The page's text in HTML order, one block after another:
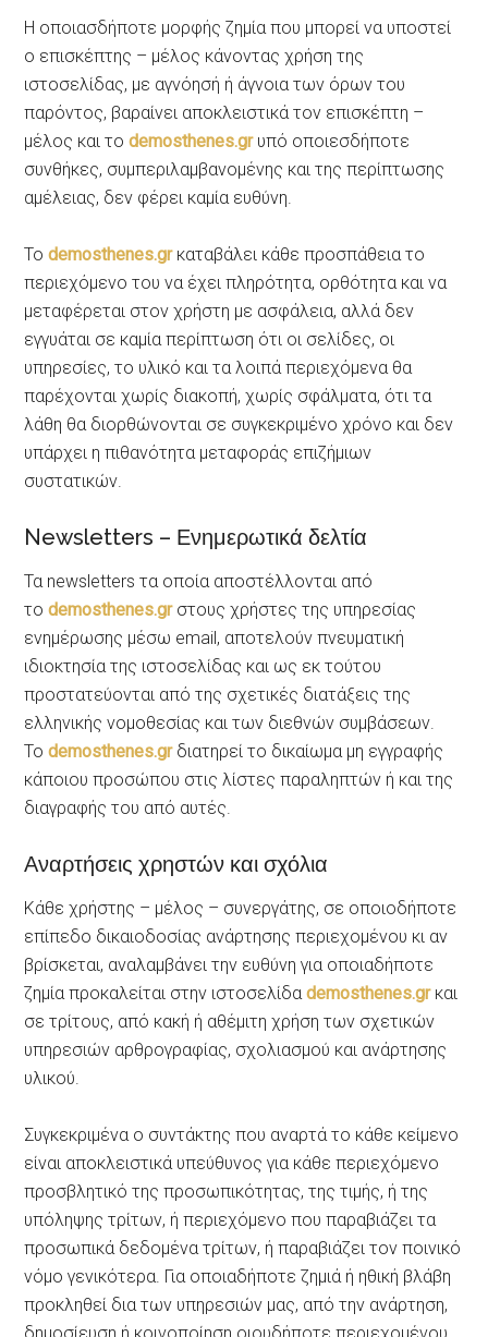
Η οποιασδήποτε μορφής ζημία που μπορεί να υποστεί
ο επισκέπτης – μέλος κάνοντας χρήση της
ιστοσελίδας, με αγνόησή ή άγνοια των όρων του
παρόντος, βαραίνει αποκλειστικά τον επισκέπτη –
μέλος και τοdemosthenes.grυπό οποιεσδήποτε
συνθήκες, συμπεριλαμβανομένης και της περίπτωσης
αμέλειας, δεν φέρει καμία ευθύνη.
Τοdemosthenes.grκαταβάλει κάθε προσπάθεια το
περιεχόμενο του να έχει πληρότητα, ορθότητα και να
μεταφέρεται στον χρήστη με ασφάλεια, αλλά δεν
εγγυάται σε καμία περίπτωση ότι οι σελίδες, οι
υπηρεσίες, το υλικό και τα λοιπά περιεχόμενα θα
παρέχονται χωρίς διακοπή, χωρίς σφάλματα, ότι τα
λάθη θα διορθώνονται σε συγκεκριμένο χρόνο και δεν
υπάρχει η πιθανότητα μεταφοράς επιζήμιων
συστατικών.
Newsletters – Ενημερωτικά δελτία
Τα newsletters τα οποία αποστέλλονται από
τοdemosthenes.grστους χρήστες της υπηρεσίας
ενημέρωσης μέσω email, αποτελούν πνευματική
ιδιοκτησία της ιστοσελίδας και ως εκ τούτου
προστατεύονται από της σχετικές διατάξεις της
ελληνικής νομοθεσίας και των διεθνών συμβάσεων.
Τοdemosthenes.grδιατηρεί το δικαίωμα μη εγγραφής
κάποιου προσώπου στις λίστες παραληπτών ή και της
διαγραφής του από αυτές.
Αναρτήσεις χρηστών και σχόλια
Κάθε χρήστης – μέλος – συνεργάτης, σε οποιοδήποτε
επίπεδο δικαιοδοσίας ανάρτησης περιεχομένου κι αν
βρίσκεται, αναλαμβάνει την ευθύνη για οποιαδήποτε
ζημία προκαλείται στην ιστοσελίδαdemosthenes.grκαι
σε τρίτους, από κακή ή αθέμιτη χρήση των σχετικών
υπηρεσιών αρθρογραφίας, σχολιασμού και ανάρτησης
υλικού.
Συγκεκριμένα ο συντάκτης που αναρτά το κάθε κείμενο
είναι αποκλειστικά υπεύθυνος για κάθε περιεχόμενο
προσβλητικό της προσωπικότητας, της τιμής, ή της
υπόληψης τρίτων, ή περιεχόμενο που παραβιάζει τα
προσωπικά δεδομένα τρίτων, ή παραβιάζει τον ποινικό
νόμο γενικότερα. Για οποιαδήποτε ζημιά ή ηθική βλάβη
προκληθεί δια των υπηρεσιών μας, από την ανάρτηση,
δημοσίευση ή κοινοποίηση οιουδήποτε περιεχομένου,